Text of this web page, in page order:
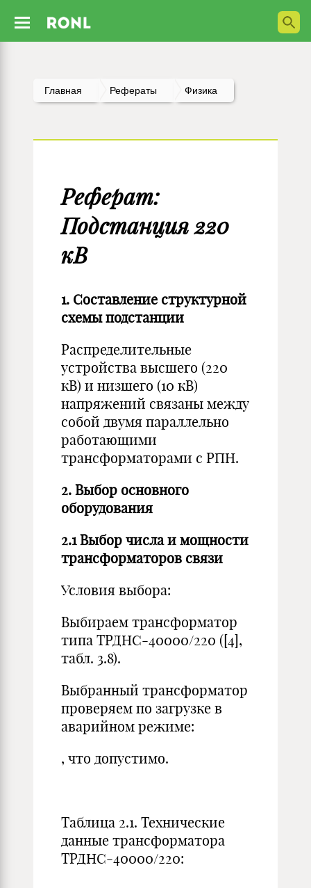
Главная Рефераты Физика
Реферат:
Подстанция 220
кВ
1. Составление структурной
схемы подстанции
Распределительные
устройства высшего (220
кВ) и низшего (10 кВ)
напряжений связаны между
собой двумя параллельно
работающими
трансформаторами с РПН.
2. Выбор основного
оборудования
2.1 Выбор числа и мощности
трансформаторов связи
Условия выбора:
Выбираем трансформатор
типа ТРДНС-40000/220 ([4],
табл. 3.8).
Выбранный трансформатор
проверяем по загрузке в
аварийном режиме:
, что допустимо.
Таблица 2.1. Технические
данные трансформатора
ТРДНС-40000/220: